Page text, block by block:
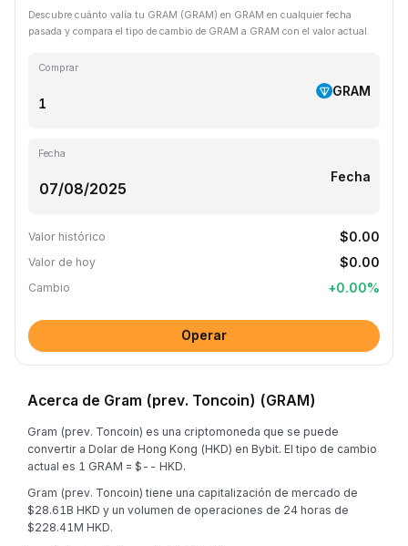
Descubre cuánto valía tu GRAM (GRAM) en GRAM en cualquier fecha
pasada y compara el tipo de cambio de GRAM a GRAM con el valor actual.
Comprar
GRAM
Fecha
Fecha
Valor histórico $0.00
Valor de hoy $0.00
Cambio +0.00%
Operar
Acerca de Gram (prev. Toncoin) (GRAM)
Gram (prev. Toncoin) es una criptomoneda que se puede
convertir a Dolar de Hong Kong (HKD) en Bybit. El tipo de cambio
actual es 1 GRAM = $-- HKD.
Gram (prev. Toncoin) tiene una capitalización de mercado de
$28.61B HKD y un volumen de operaciones de 24 horas de
$228.41M HKD.